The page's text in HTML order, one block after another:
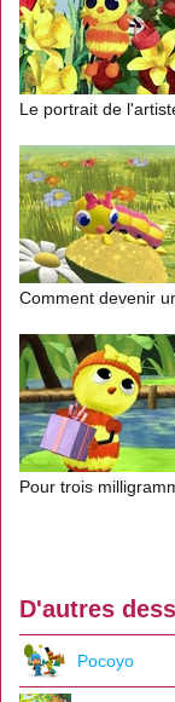
Le portrait de
D'autres
Pocoyo